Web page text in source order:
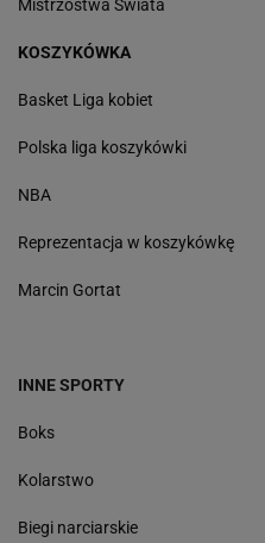
Mistrzostwa Świata
KOSZYKÓWKA
Basket Liga kobiet
Polska liga koszykówki
NBA
Reprezentacja w koszykówkę
Marcin Gortat
INNE SPORTY
Boks
Kolarstwo
Biegi narciarskie